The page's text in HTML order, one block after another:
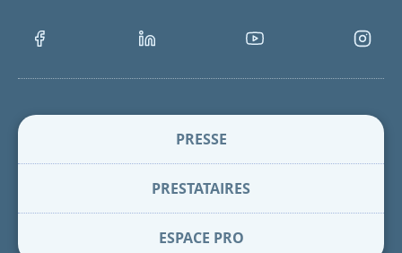
Facebook LinkedIn Youtube
PRESSE
PRESTATAIRES
ESPACE PRO